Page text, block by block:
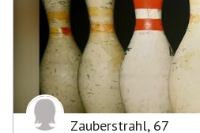
Zauberstrahl, 67